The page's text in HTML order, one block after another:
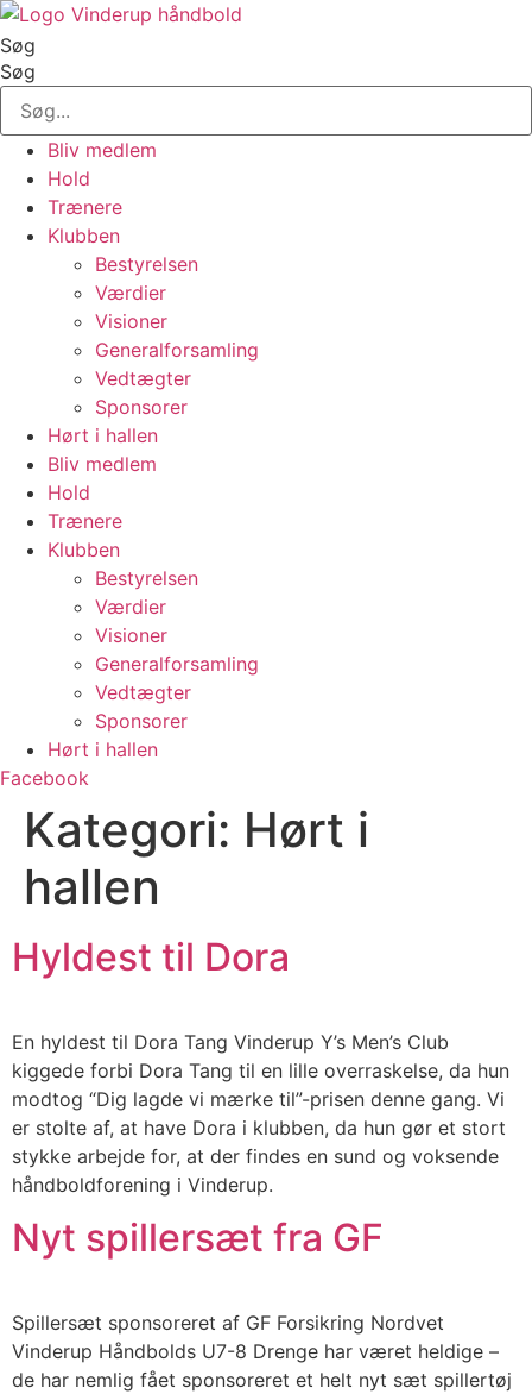
Videre
til
indhold
Søg
Søg
Bliv medlem
Hold
Trænere
Klubben
Bestyrelsen
Værdier
Visioner
Generalforsamling
Vedtægter
Sponsorer
Hørt i hallen
Bliv medlem
Hold
Trænere
Klubben
Bestyrelsen
Værdier
Visioner
Generalforsamling
Vedtægter
Sponsorer
Hørt i hallen
Facebook
Kategori: Hørt i
hallen
Hyldest til Dora
En hyldest til Dora Tang Vinderup Y’s Men’s Club
kiggede forbi Dora Tang til en lille overraskelse, da hun
modtog “Dig lagde vi mærke til”-prisen denne gang. Vi
er stolte af, at have Dora i klubben, da hun gør et stort
stykke arbejde for, at der findes en sund og voksende
håndboldforening i Vinderup.
Nyt spillersæt fra GF
Spillersæt sponsoreret af GF Forsikring Nordvet
Vinderup Håndbolds U7-8 Drenge har været heldige –
de har nemlig fået sponsoreret et helt nyt sæt spillertøj